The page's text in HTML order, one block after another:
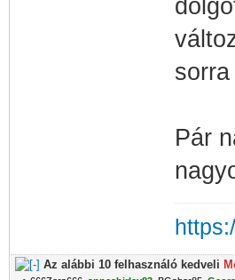
Pár
Az alábbi 10 felhasználó kedveli